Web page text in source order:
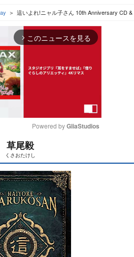
這いよれ!ニャル子さん 10th Anniversary CD
arrow_forward_ios このニュースを見る
t
e
Powered by GliaStudios
草尾毅
くさおたけし